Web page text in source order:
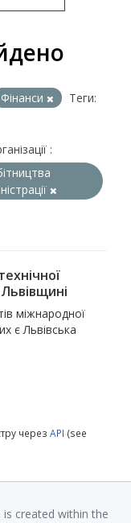
Фінанси
Теги:
:
міжнародної
є Львівська
через API (see
is created within the